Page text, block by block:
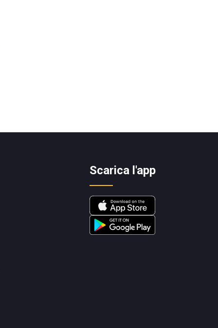
Scarica l'app